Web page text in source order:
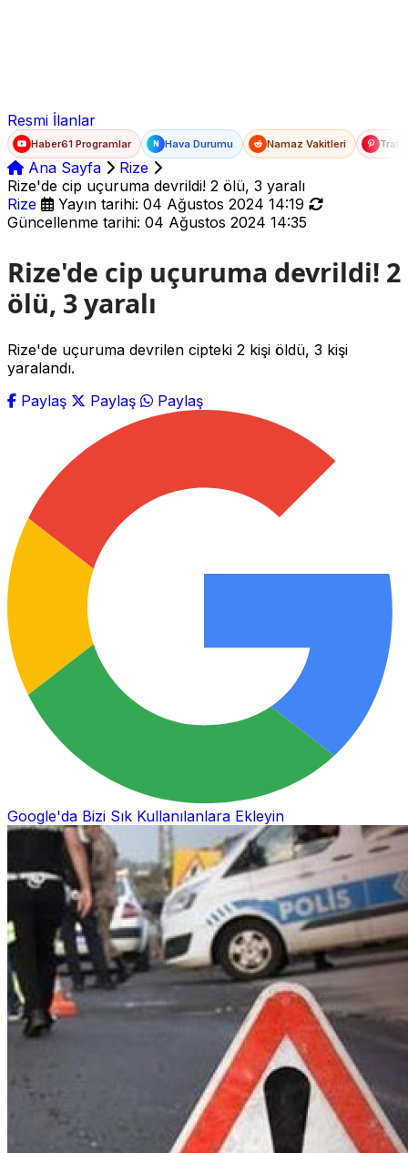
Resmi İlanlar
Haber61 Programlar N Hava Durumu Namaz Vakitleri
Ana Sayfa
Rize
Rize'de cip uçuruma devrildi! 2 ölü, 3 yaralı
Rize
Yayın tarihi: 04 Ağustos 2024 14:19
Güncellenme tarihi: 04 Ağustos 2024 14:35
Rize'de cip uçuruma devrildi! 2
ölü, 3 yaralı
Rize'de uçuruma devrilen cipteki 2 kişi öldü, 3 kişi
yaralandı.
Paylaş
Paylaş Paylaş
Google'da Bizi Sık Kullanılanlara Ekleyin